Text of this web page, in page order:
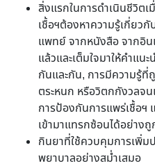
สิ่งแรกในการดำเนินชีวิต
เชื้อฯต้องหาความรู้เกี่ยว
แพทย์ จากหนังสือ จากอิน
แล้วและเต็มใจมาให้คำแน
กันและกัน, การมีความรู้ที่
ตระหนก หรือวิตกกังวลจ
การป้องกันการแพร่เชื้อฯ
เข้ามาแทรกซ้อนได้อย่าง
กินยาที่ใช้ควบคุมการเพิ่ม
พยาบาลอย่างสม่ำเสมอ